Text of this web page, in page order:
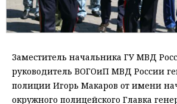
Заместитель начальника ГУ МВД
руководитель ВОГОиП МВД России
полиции Игорь Макаров от имени
окружного полицейского Главка